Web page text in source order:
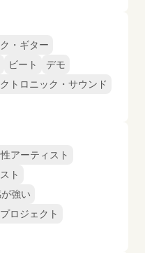
・ギター
ビート
デモ
トロニック・サウンド
アーティスト
ト
強い
ロジェクト